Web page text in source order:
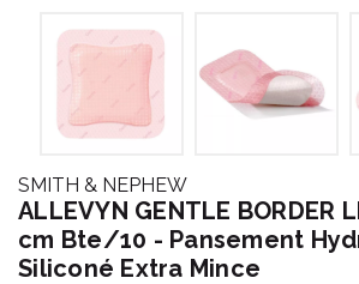
SMITH & NEPHEW
ALLEVYN GENTLE BORDER
cm Bte/10 - Pansement
Siliconé Extra Mince